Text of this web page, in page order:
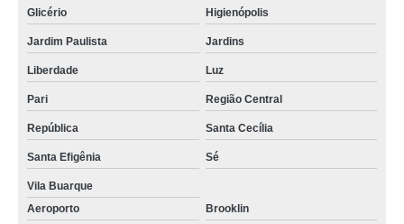
Glicério Higienópolis
Jardim Paulista Jardins
Liberdade Luz
Pari Região Central
República Santa Cecília
Santa Efigênia Sé
Vila Buarque
Aeroporto
Brooklin